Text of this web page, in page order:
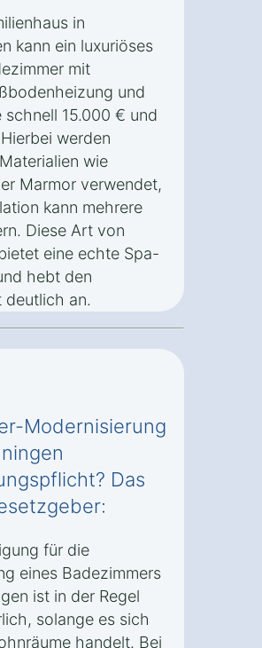
in
kann ein luxuriöses
mit
und
schnell 15.000 € und
werden
wie
Marmor verwendet,
kann mehrere
Diese Art von
eine echte Spa-
hebt den
an.
Modernisierung
Das
für die
eines Badezimmers
ist in der Regel
solange es sich
handelt. Bei